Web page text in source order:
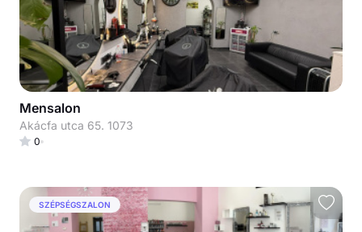
Mensalon
Akácfa utca 65. 1073
0
SZÉPSÉGSZALON